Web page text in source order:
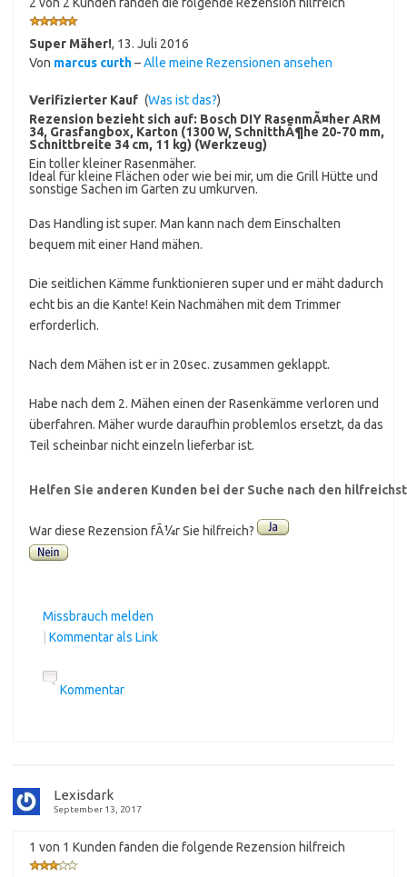
Super Mäher!, 13. Juli 2016
Von marcus curth–Alle meine Rezensionen ansehen
Verifizierter Kauf (Was ist das?)
Rezension bezieht sich auf: Bosch DIY RasenmÃ¤her ARM
34, Grasfangbox, Karton (1300 W, SchnitthÃ¶he 20-70 mm,
Schnittbreite 34 cm, 11 kg) (Werkzeug)
Ein toller kleiner Rasenmäher.
Ideal für kleine Flächen oder wie bei mir, um die Grill Hütte und
sonstige Sachen im Garten zu umkurven.
Das Handling ist super. Man kann nach dem Einschalten
bequem mit einer Hand mähen.
Die seitlichen Kämme funktionieren super und er mäht dadurch
echt bis an die Kante! Kein Nachmähen mit dem Trimmer
erforderlich.
Nach dem Mähen ist er in 20sec. zusammen geklappt.
Habe nach dem 2. Mähen einen der Rasenkämme verloren und
überfahren. Mäher wurde daraufhin problemlos ersetzt, da das
Teil scheinbar nicht einzeln lieferbar ist.
Helfen Sie anderen Kunden bei der Suche nach den
War diese Rezension fÃ¼r Sie hilfreich?
Missbrauch melden
Kommentar als Link
Kommentar
Lexisdark
September 13, 2017
1 von 1 Kunden fanden die folgende Rezension hilfreich